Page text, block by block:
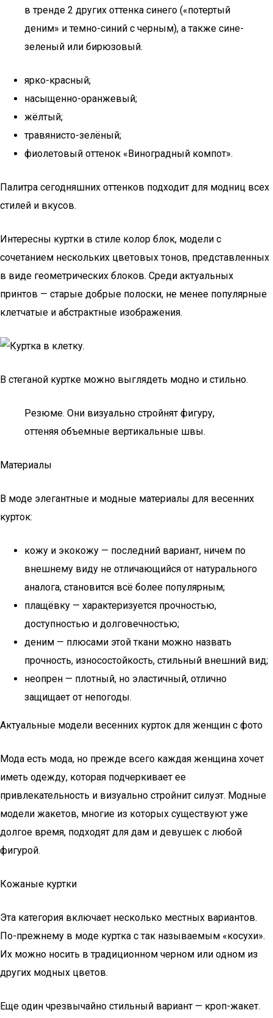
в тренде 2 других оттенка синего («потертый
деним» и темно-синий с черным), а также сине-
зеленый или бирюзовый.
ярко-красный;
насыщенно-оранжевый;
жёлтый;
травянисто-зелёный;
фиолетовый оттенок «Виноградный компот».
Палитра сегодняшних оттенков подходит для модниц всех
стилей и вкусов.
Интересны куртки в стиле колор блок, модели с
сочетанием нескольких цветовых тонов, представленных
в виде геометрических блоков. Среди актуальных
принтов — старые добрые полоски, не менее популярные
клетчатые и абстрактные изображения.
В стеганой куртке можно выглядеть модно и стильно.
Резюме. Они визуально стройнят фигуру,
оттеняя объемные вертикальные швы.
Материалы
В моде элегантные и модные материалы для весенних
курток:
кожу и экокожу — последний вариант, ничем по
внешнему виду не отличающийся от натурального
аналога, становится всё более популярным;
плащёвку — характеризуется прочностью,
доступностью и долговечностью;
деним — плюсами этой ткани можно назвать
прочность, износостойкость, стильный внешний вид;
неопрен — плотный, но эластичный, отлично
защищает от непогоды.
Актуальные модели весенних курток для женщин с фото
Мода есть мода, но прежде всего каждая женщина хочет
иметь одежду, которая подчеркивает ее
привлекательность и визуально стройнит силуэт. Модные
модели жакетов, многие из которых существуют уже
долгое время, подходят для дам и девушек с любой
фигурой.
Кожаные куртки
Эта категория включает несколько местных вариантов.
По-прежнему в моде куртка с так называемым «косухи».
Их можно носить в традиционном черном или одном из
других модных цветов.
Еще один чрезвычайно стильный вариант — кроп-жакет.